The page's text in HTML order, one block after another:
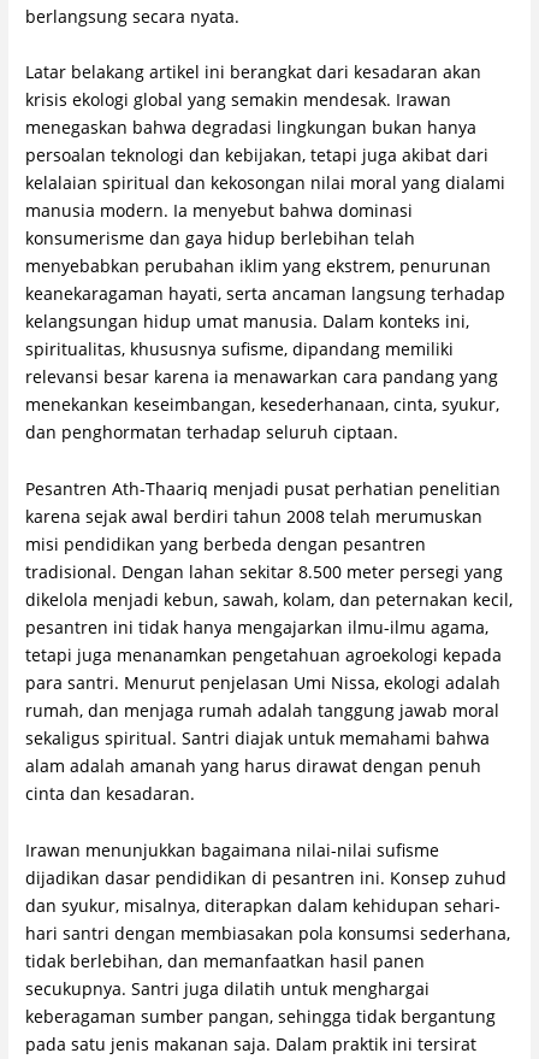
berlangsung secara nyata.
Latar belakang artikel ini berangkat dari kesadaran akan
krisis ekologi global yang semakin mendesak. Irawan
menegaskan bahwa degradasi lingkungan bukan hanya
persoalan teknologi dan kebijakan, tetapi juga akibat dari
kelalaian spiritual dan kekosongan nilai moral yang dialami
manusia modern. Ia menyebut bahwa dominasi
konsumerisme dan gaya hidup berlebihan telah
menyebabkan perubahan iklim yang ekstrem, penurunan
keanekaragaman hayati, serta ancaman langsung terhadap
kelangsungan hidup umat manusia. Dalam konteks ini,
spiritualitas, khususnya sufisme, dipandang memiliki
relevansi besar karena ia menawarkan cara pandang yang
menekankan keseimbangan, kesederhanaan, cinta, syukur,
dan penghormatan terhadap seluruh ciptaan.
Pesantren Ath-Thaariq menjadi pusat perhatian penelitian
karena sejak awal berdiri tahun 2008 telah merumuskan
misi pendidikan yang berbeda dengan pesantren
tradisional. Dengan lahan sekitar 8.500 meter persegi yang
dikelola menjadi kebun, sawah, kolam, dan peternakan kecil,
pesantren ini tidak hanya mengajarkan ilmu-ilmu agama,
tetapi juga menanamkan pengetahuan agroekologi kepada
para santri. Menurut penjelasan Umi Nissa, ekologi adalah
rumah, dan menjaga rumah adalah tanggung jawab moral
sekaligus spiritual. Santri diajak untuk memahami bahwa
alam adalah amanah yang harus dirawat dengan penuh
cinta dan kesadaran.
Irawan menunjukkan bagaimana nilai-nilai sufisme
dijadikan dasar pendidikan di pesantren ini. Konsep zuhud
dan syukur, misalnya, diterapkan dalam kehidupan sehari-
hari santri dengan membiasakan pola konsumsi sederhana,
tidak berlebihan, dan memanfaatkan hasil panen
secukupnya. Santri juga dilatih untuk menghargai
keberagaman sumber pangan, sehingga tidak bergantung
pada satu jenis makanan saja. Dalam praktik ini tersirat